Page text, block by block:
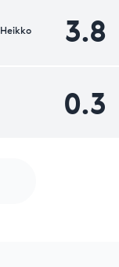
3.8
Heikko
0.3